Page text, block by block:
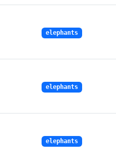
elephants
elephants
elephants